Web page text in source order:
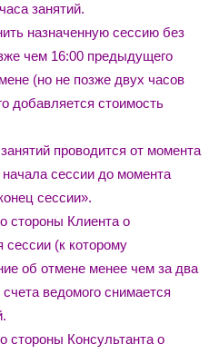
занятий.
назначенную сессию без
чем 16:00 предыдущего
(но не позже двух часов
добавляется стоимость
проводится от момента
начала сессии до момента
сессии».
стороны Клиента о
сессии (к которому
об отмене менее чем за два
ведомого снимается
стороны Консультанта о